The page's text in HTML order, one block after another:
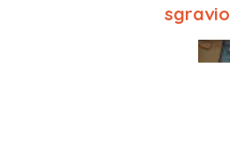
sgravio